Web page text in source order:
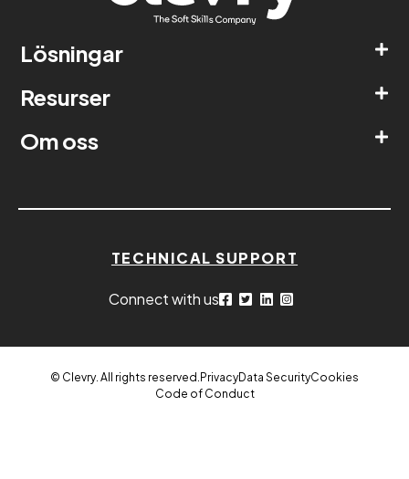
Lösningar
Resurser
Om oss
TECHNICAL SUPPORT
Connect with us
© Clevry. All rights reserved. PrivacyData SecurityCookies
Code of Conduct